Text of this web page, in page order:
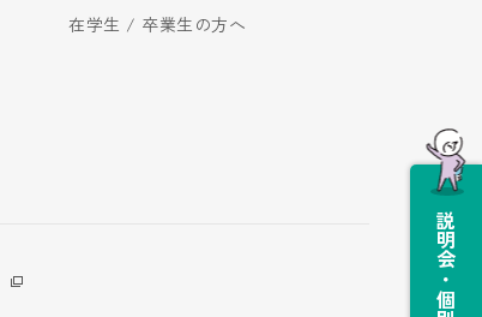
在学生 / 卒業生の方へ